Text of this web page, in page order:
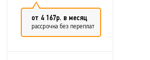
от 4 167р. в месяц
рассрочка без переплат